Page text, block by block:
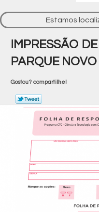
Estamos
IMPRESSÃO
PARQUE
Gostou? compartilhe!